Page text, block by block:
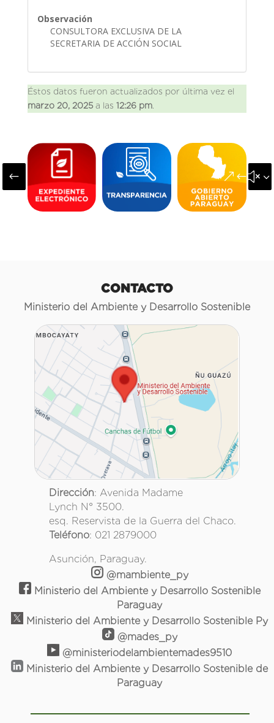
Observación
CONSULTORA EXCLUSIVA DE LA
SECRETARIA DE ACCIÓN SOCIAL
Éstos datos fueron actualizados por última vez el
marzo 20, 2025a las 12:26 pm.
#
CONTACTO
Ministerio del Ambiente y Desarrollo Sostenible
Dirección: Avenida Madame
Lynch N° 3500.
esq. Reservista de la Guerra del Chaco.
Teléfono: 021 2879000
Asunción, Paraguay.
@mambiente_py
Ministerio del Ambiente y Desarrollo Sostenible
Paraguay
Ministerio del Ambiente y Desarrollo Sostenible Py
@mades_py
@ministeriodelambientemades9510
Ministerio del Ambiente y Desarrollo Sostenible de
Paraguay